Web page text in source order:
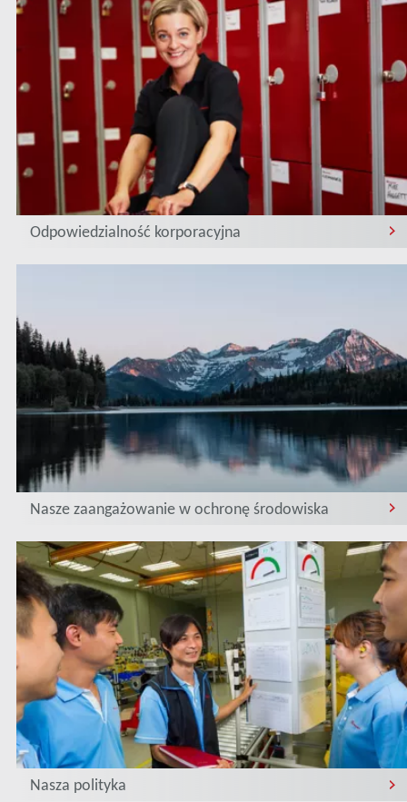
Odpowiedzialność korporacyjna
Nasze zaangażowanie w ochronę środowiska
Nasza polityka